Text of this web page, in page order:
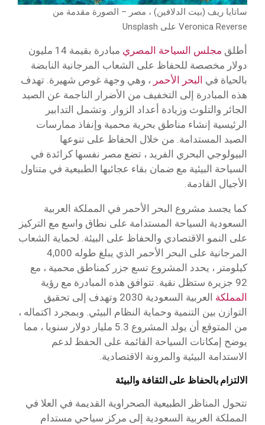
ساتايا ريف (بيت الدلافين) ، مصر – الصورة مقدمة من
Veronica Reverse على Unsplash
أطلق مجلس السياحة المصري
مبادرة بقيمة 14 مليون
دولار مخصصة للحفاظ على الشعاب المرجانية النابضة
بالحياة في البحر الأحمر ، وهي وجهة غوص شهيرة. تهدف
هذه المبادرة إلى التخفيف من الأضرار الناجمة عن الصيد
الجائر والتلوث وزيادة أعداد الزوار. وتشمل التدابير
الرئيسية إنشاء مناطق بحرية محمية وإنفاذ ممارسات
الصيد المستدامة. من خلال الحفاظ على تنوعها
البيولوجي البحري الفريد ، تضع مصر نفسها كرائدة في
السياحة البيئية مع ضمان بقاء عجائبها الطبيعية في متناول
الأجيال القادمة.
كما يجسد مشروع البحر الأحمر في المملكة العربية
السعودية السياحة المستدامة على نطاق واسع مع التركيز
على النمو الاقتصادي والحفاظ على البيئة. لحماية الشعاب
المرجانية على البحر الأحمر الذي يبلغ طوله 4,000
كيلومتر ، يحدد المشروع تسع جزر كمناطق محمية ، مع
92 جزيرة ستظل نقية. تتوافق هذه المبادرة مع رؤية
المملكة
العربية السعودية 2030 وتهدف إلى تحقيق
التوازن بين التنمية وحماية النظام البيئي. وبمجرد اكتماله ،
من المتوقع أن يولد المشروع 5.3 مليار دولار سنويا ، مما
يوضح إمكانات السياحة القائمة على الحفظ لدعم
الاستدامة البيئية والمرونة الاقتصادية.
الالتزام بالحفاظ على الثقافة والبيئة
تتحول المناظر الطبيعية الصحراوية القديمة في العلا في
المملكة العربية السعودية إلى مركز سياحي مستدام